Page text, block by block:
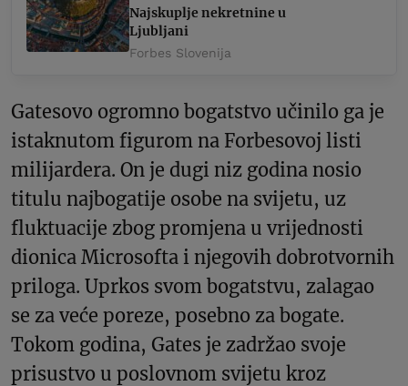
Najskuplje nekretnine u
Ljubljani
Forbes Slovenija
Gatesovo ogromno bogatstvo učinilo ga je
istaknutom figurom na Forbesovoj listi
milijardera. On je dugi niz godina nosio
titulu najbogatije osobe na svijetu, uz
fluktuacije zbog promjena u vrijednosti
dionica Microsofta i njegovih dobrotvornih
priloga. Uprkos svom bogatstvu, zalagao
se za veće poreze, posebno za bogate.
Tokom godina, Gates je zadržao svoje
prisustvo u poslovnom svijetu kroz